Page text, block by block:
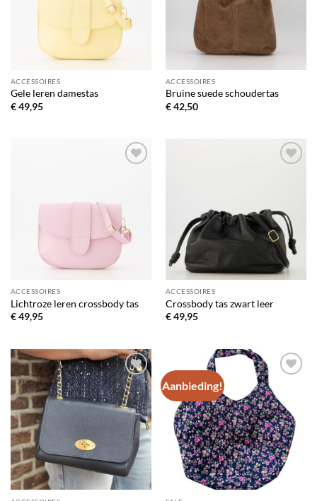
ACCESSOIRES
Gele leren damestas
€49,95
ACCESSOIRES
Bruine suede schoudertas
€42,50
ACCESSOIRES
Lichtroze leren crossbody tas
€49,95
ACCESSOIRES
Crossbody tas zwart leer
€49,95
Toevoegen
aan
verlanglijst
Aanbieding!
Toevoegen
aan
verlanglijst